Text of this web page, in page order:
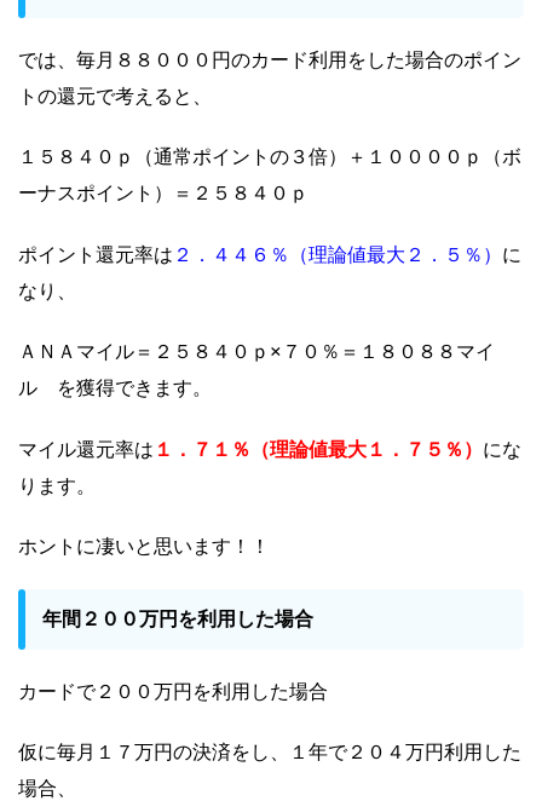
では、毎月８８０００円のカード利用をした場合のポイン
トの還元で考えると、
１５８４０ｐ（通常ポイントの３倍）＋１００００ｐ（ボ
ーナスポイント）＝２５８４０ｐ
ポイント還元率は ２．４４６％（理論値最大２．５％） に
なり、
ＡＮＡマイル＝２５８４０ｐ×７０％＝１８０８８マイ
ル を獲得できます。
マイル還元率は １．７１％（理論値最大１．７５％） にな
ります。
ホントに凄いと思います！！
年間２００万円を利用した場合
カードで２００万円を利用した場合
仮に毎月１７万円の決済をし、１年で２０４万円利用した
場合、